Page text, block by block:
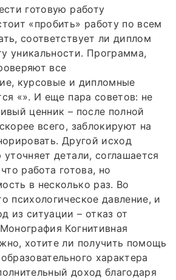
готовую работу
«пробить» работу по всем
соответствует ли диплом
уникальности. Программа,
все
курсовые и дипломные
«». И еще пара советов: не
ценник – после полной
всего, заблокируют на
Другой исход
детали, соглашается
работа готова, но
в несколько раз. Во
психологическое давление, и
из ситуации – отказ от
Когнитивная
хотите ли получить помощь
характера
доход благодаря